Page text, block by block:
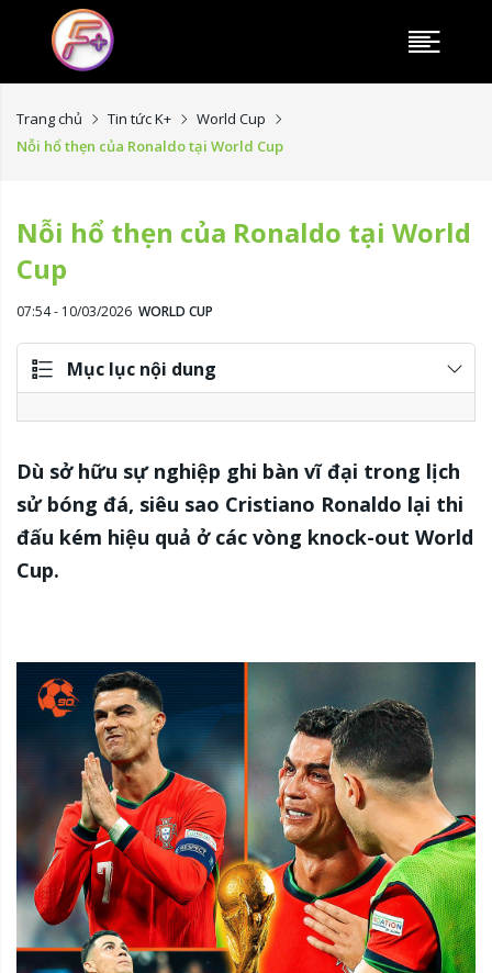
Trang chủ Tin tức K+
World Cup
Nỗi hổ thẹn của Ronaldo tại World Cup
Nỗi hổ thẹn của Ronaldo tại World
Cup
07:54 - 10/03/2026 WORLD CUP
Mục lục nội dung
Dù sở hữu sự nghiệp ghi bàn vĩ đại trong lịch
sử bóng đá, siêu sao Cristiano Ronaldo lại thi
đấu kém hiệu quả ở các vòng knock-out World
Cup.